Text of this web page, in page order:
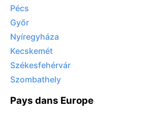
Pécs
Győr
Nyíregyháza
Kecskemét
Székesfehérvár
Szombathely
Pays dans Europe